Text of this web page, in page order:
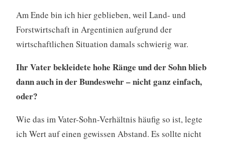
Am Ende bin ich hier geblieben, weil Land- und
Forstwirtschaft in Argentinien aufgrund der
wirtschaftlichen Situation damals schwierig war.
Ihr Vater bekleidete hohe Ränge und der Sohn blieb
dann auch in der Bundeswehr – nicht ganz einfach,
oder?
Wie das im Vater-Sohn-Verhältnis häufig so ist, legte
ich Wert auf einen gewissen Abstand. Es sollte nicht